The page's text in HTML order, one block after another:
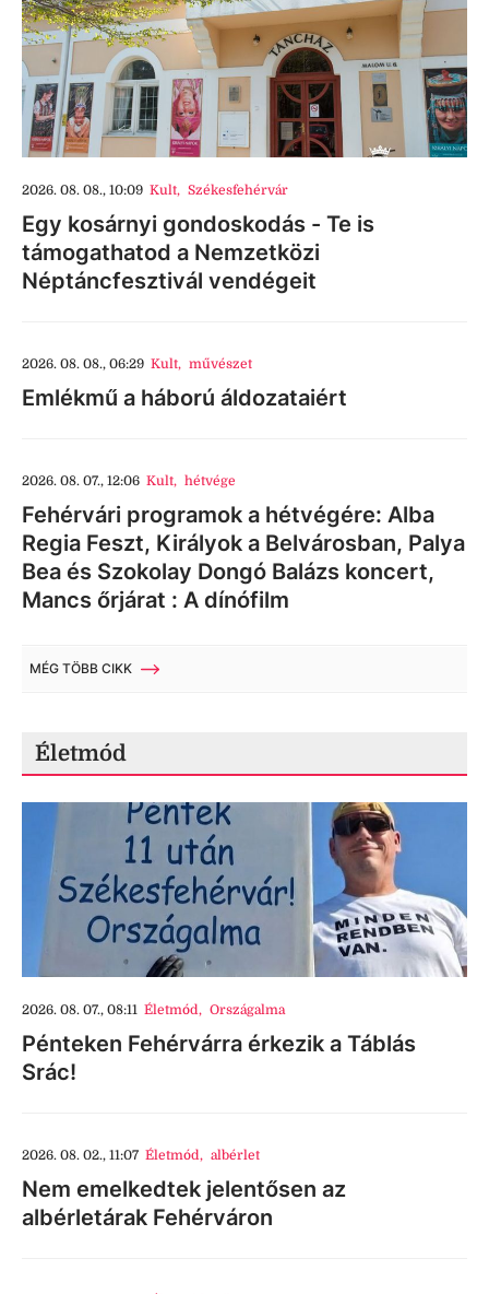
2026. 08. 08., 10:09 Kult, Székesfehérvár
Egy kosárnyi gondoskodás - Te is
támogathatod a Nemzetközi
Néptáncfesztivál vendégeit
2026. 08. 08., 06:29 Kult, művészet
Emlékmű a háború áldozataiért
2026. 08. 07., 12:06 Kult, hétvége
Fehérvári programok a hétvégére: Alba
Regia Feszt, Királyok a Belvárosban, Palya
Bea és Szokolay Dongó Balázs koncert,
Mancs őrjárat : A dínófilm
MÉG TÖBB CIKK
Életmód
2026. 08. 07., 08:11 Életmód, Országalma
Pénteken Fehérvárra érkezik a Táblás
Srác!
2026. 08. 02., 11:07 Életmód, albérlet
Nem emelkedtek jelentősen az
albérletárak Fehérváron